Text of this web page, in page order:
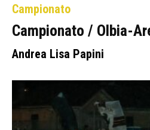
Campionato
Campionato / Olbia-
Andrea Lisa Papini